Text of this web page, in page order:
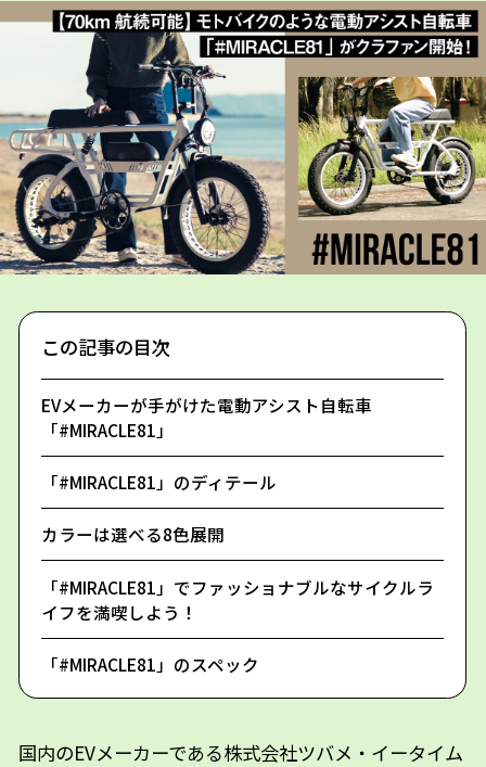
この記事の目次
EVメーカーが手がけた電動アシスト自転車
「#MIRACLE81」
「#MIRACLE81」のディテール
カラーは選べる8色展開
「#MIRACLE81」でファッショナブルなサイクルラ
イフを満喫しよう！
「#MIRACLE81」のスペック
国内のEVメーカーである株式会社ツバメ・イータイム